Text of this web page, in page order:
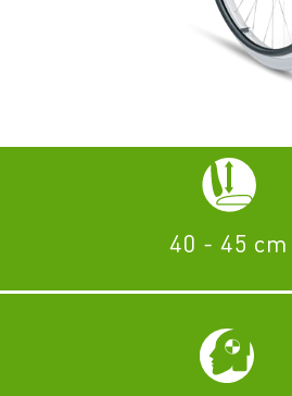
40 - 45 cm